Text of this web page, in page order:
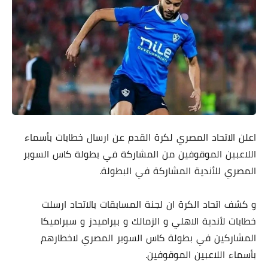
اعلن الاتحاد المصري لكرة القدم عن ارسال خطابات بأسماء
اللاعبين الموقوفين من المشاركة في بطولة كاس السوبر
المصري للأندية المشاركة في البطولة.
و كشف اتحاد الكرة ان لجنة المسابقات بالاتحاد ارسلت
خطابات لأندية الاهلي و الزمالك و بيراميدز و سيراميكا
المشاركين في بطولة كاس السوبر المصري لاخطارهم
بأسماء اللاعبين الموقوفين.